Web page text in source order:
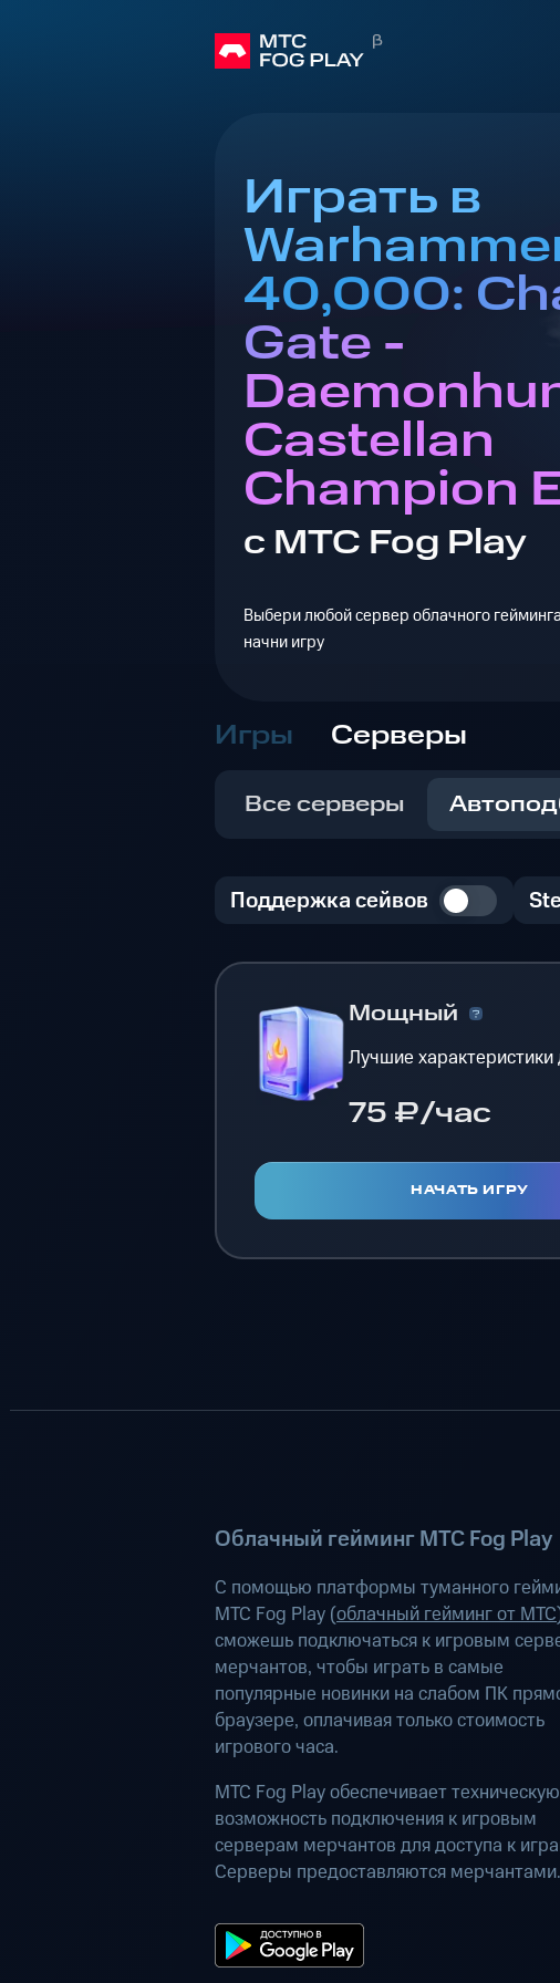
Играть в
40,000:
Gate -
Castellan
Champion
с МТС Fog Play
Выбери любой сервер облачного
начни игру
Игры Серверы
Все серверы
Поддержка сейвов
Мощный
Лучшие характеристики
75 ₽/час
НАЧАТЬ ИГРУ
Облачный гейминг МТС Fog Play
С помощью платформы туманного
МТС Fog Play (облачный гейминг от МТС
сможешь подключаться к игровым
мерчантов, чтобы играть в самые
популярные новинки на слабом ПК
браузере, оплачивая только стоимость
игрового часа.
МТС Fog Play обеспечивает техническую
возможность подключения к игровым
серверам мерчантов для доступа к
Серверы предоставляются мерчантами.